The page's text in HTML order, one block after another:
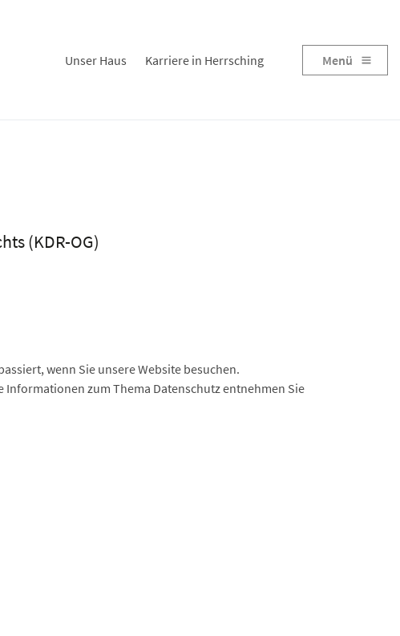
Unser Haus Karriere in Herrsching Menü
(KDR-OG)
wenn Sie unsere Website besuchen.
zum Thema Datenschutz entnehmen Sie